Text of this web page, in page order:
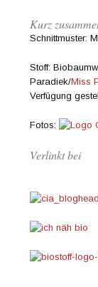
Kurz
Schnittmuster:
Stoff:
Paradiek/Miss
Verfügung
Fotos:
Verlinkt bei